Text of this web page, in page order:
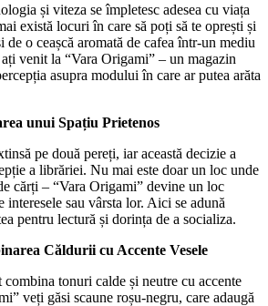
și viteza se împletesc adesea cu viața
există locuri în care să poți să te oprești și
de o ceașcă aromată de cafea într-un mediu
venit la “Vara Origami” – un magazin
asupra modului în care ar putea arăta
unui Spațiu Prietenos
pe două pereți, iar această decizie a
a librăriei. Nu mai este doar un loc unde
cărți – “Vara Origami” devine un loc
sau vârsta lor. Aici se adună
pentru lectură și dorința de a socializa.
Căldurii cu Accente Vesele
tonuri calde și neutre cu accente
veți găsi scaune roșu-negru, care adaugă